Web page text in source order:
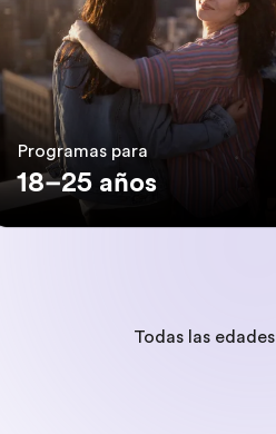
Programas para
18–25 años
Todas las edades